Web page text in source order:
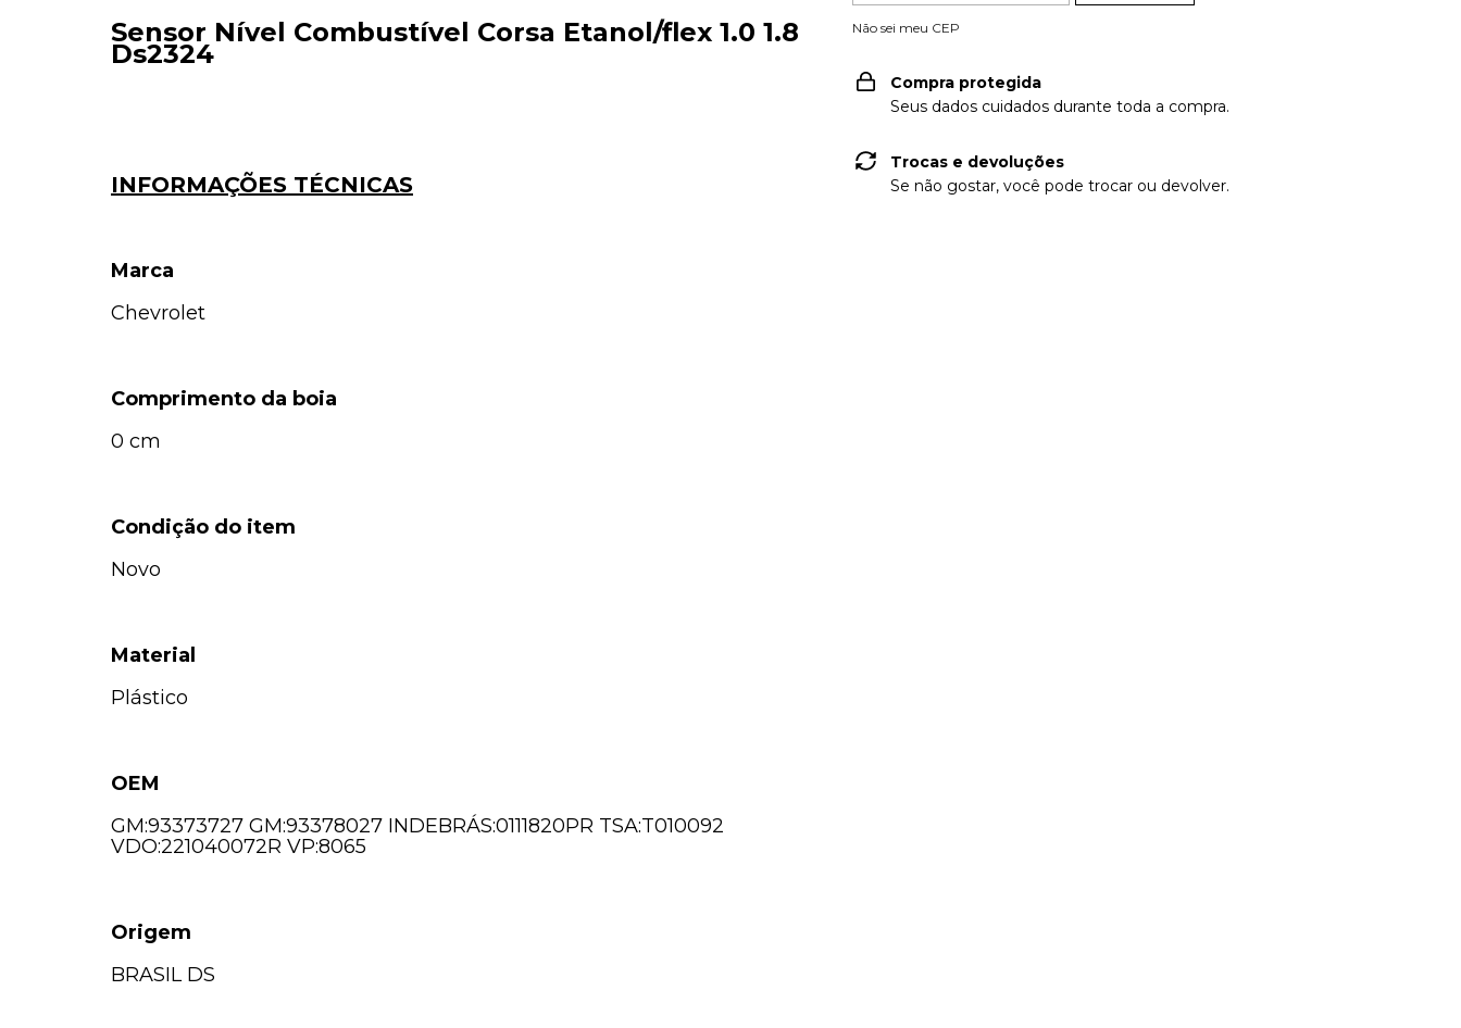
Sensor Nível Combustível Corsa Etanol/flex 1.0 1.8
Ds2324
INFORMAÇÕES TÉCNICAS
Marca
Chevrolet
Comprimento da boia
0 cm
Condição do item
Novo
Material
Plástico
OEM
GM:93373727 GM:93378027 INDEBRÁS:0111820PR TSA:T010092
VDO:221040072R VP:8065
Origem
BRASIL DS
Não sei meu CEP
Compra protegida
Seus dados cuidados durante toda a compra.
Trocas e devoluções
Se não gostar, você pode trocar ou devolver.